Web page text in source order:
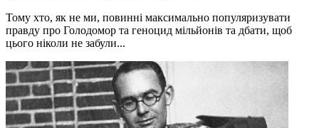
Тому хто, як не ми, повинні максимально популяризувати
правду про Голодомор та геноцид мільйонів та дбати, щоб
цього ніколи не забули...